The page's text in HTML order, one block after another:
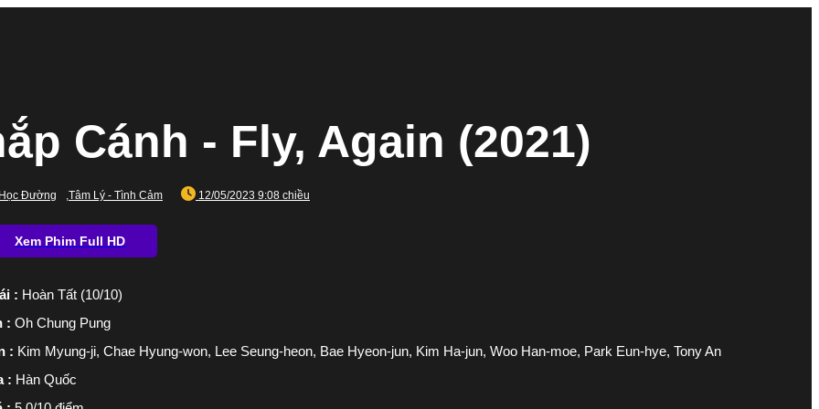
Cánh - Fly, Again (2021)
Học Đường ,Tâm Lý - Tình Cảm 12/05/2023 9:08 chiều
: Hoàn Tất (10/10)
: Oh Chung Pung
: Kim Myung-ji, Chae Hyung-won, Lee Seung-heon, Bae Hyeon-jun, Kim Ha-jun, Woo Han-moe, Park Eun-hye, Tony An
: Hàn Quốc